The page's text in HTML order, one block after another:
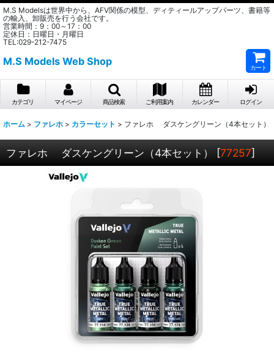
M.S Modelsは世界中から、AFV関係の模型、ディティールアップパーツ、書籍等
の輸入、卸販売を行う会社です。
営業時間：9：00～17：00
定休日：日曜日・月曜日
TEL:029-212-7475
M.S Models Web Shop
カート
カテゴリ マイページ 商品検索 ご利用案内 カレンダー ログイン
ホーム > ファレホ > カラーセット > ファレホ ダスケングリーン（4本セット）
ファレホ ダスケングリーン（4本セット） [77257]